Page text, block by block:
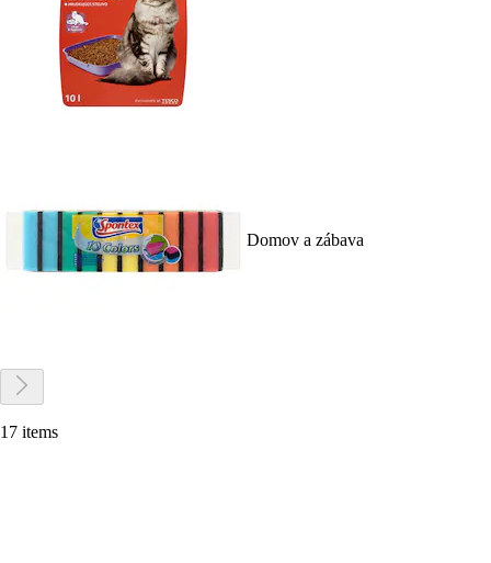
Domov a zábava
17 items